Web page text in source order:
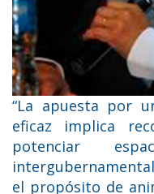
“La apuesta por
eficaz implica
potenciar
el propósito de